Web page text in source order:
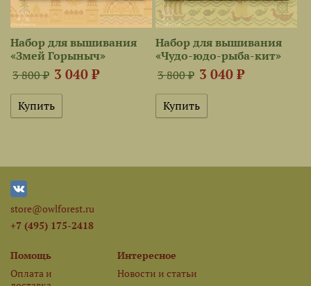
Набор для вышивания
«Змей Горыныч»
3 800 ₽ 3 040 ₽
Набор для вышивания
«Чудо-юдо-рыба-кит»
3 800 ₽ 3 040 ₽
store@owlforest.ru
+7 (495) 175-2418
Помощь
Оплата и
Интересное
Новости и статьи